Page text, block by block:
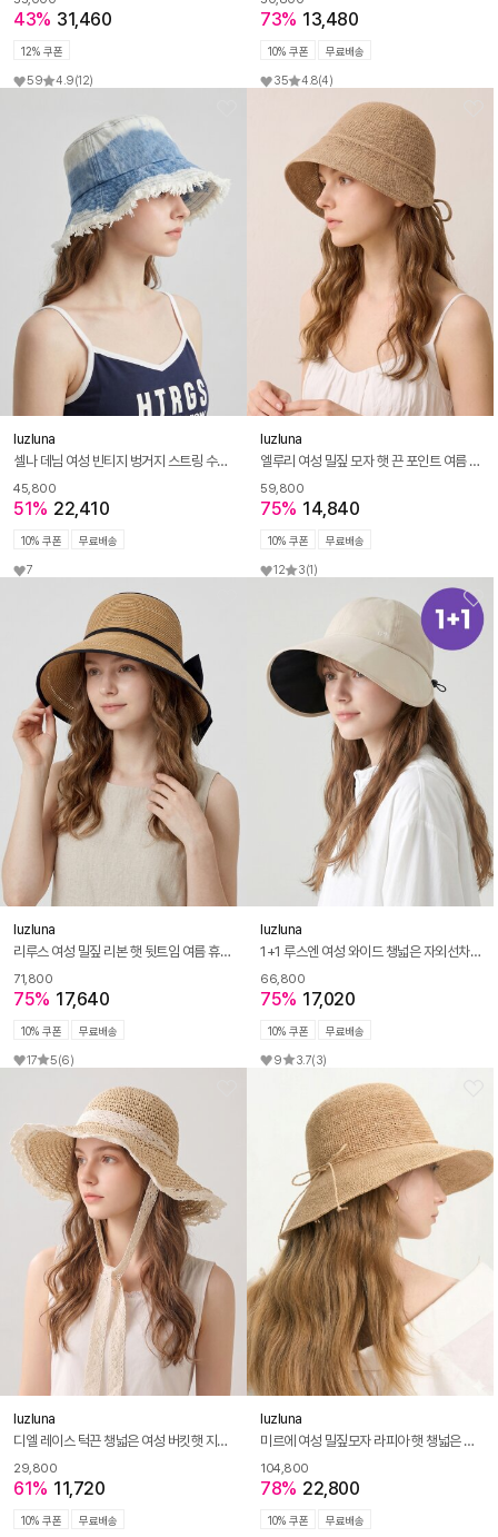
43% 31,460
12% 쿠폰
59 4.9(12)
73% 13,480
10% 쿠폰 무료배송
35 4.8(4)
luzluna
셀나 데님 여성 빈티지 벙거지 스트링 수술 버킷햇 보넷 모자
45,800
51% 22,410
10% 쿠폰 무료배송
7
luzluna
엘루리 여성 밀짚 모자 햇 끈 포인트 여름 휴양지 여행 벙거지 K267
59,800
75% 14,840
10% 쿠폰 무료배송
12 3(1)
luzluna
리루스 여성 밀짚 리본 햇 뒷트임 여름 휴양지 바캉스 와이드챙 모자 K269
71,800
75% 17,640
10% 쿠폰 무료배송
17 5(6)
luzluna
1+1 루스엔 여성 와이드 챙넓은 자외선차단 버킷햇 여름 보넷 모자 K272
66,800
75% 17,020
10% 쿠폰 무료배송
9 3.7(3)
luzluna
디엘 레이스 턱끈 챙넓은 여성 버킷햇 지사 라피아햇 벙거지 모자
29,800
61% 11,720
10% 쿠폰 무료배송
luzluna
미르에 여성 밀짚모자 라피아 햇 챙넓은 여름모자 휴양지 모자 K261
104,800
78% 22,800
10% 쿠폰 무료배송